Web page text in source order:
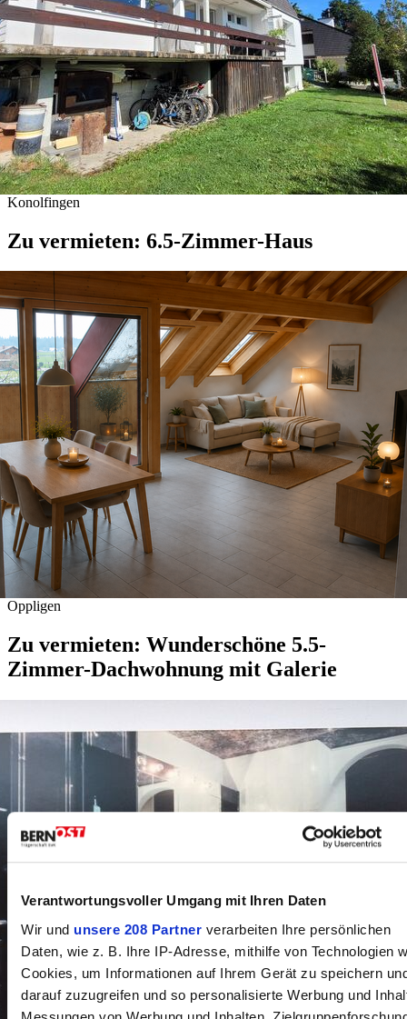
Verantwortungsvoller Umgang mit Ihren Daten
Wir und unsere 208 Partner verarbeiten Ihre persönlichen
Daten, wie z. B. Ihre IP-Adresse, mithilfe von Technologien
Cookies, um Informationen auf Ihrem Gerät zu speichern
darauf zuzugreifen und so personalisierte Werbung und
Konolfingen
Zu vermieten: 6.5-Zimmer-Haus
Oppligen
Zu vermieten: Wunderschöne 5.5-
Zimmer-Dachwohnung mit Galerie